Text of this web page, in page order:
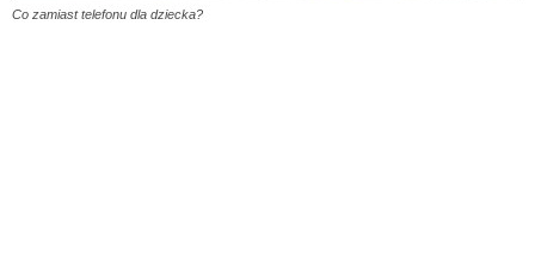
Co zamiast telefonu dla dziecka?